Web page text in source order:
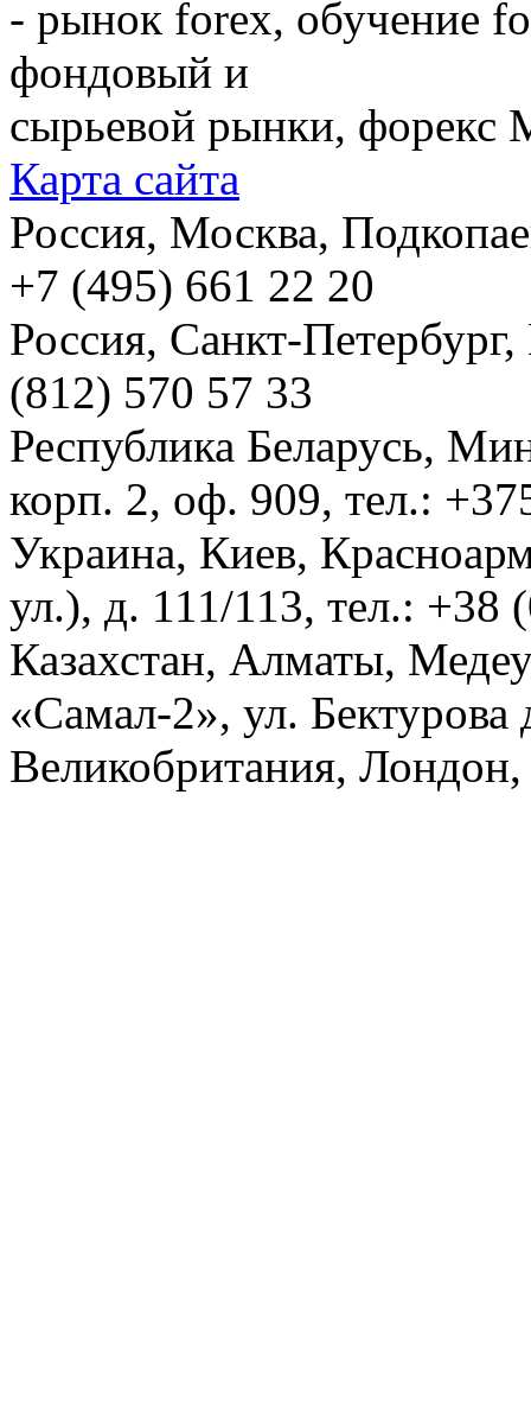
- рынок forex, обучение
фондовый и
сырьевой рынки, форекс
Карта сайта
Россия, Москва,
+7 (495) 661 22 20
Россия, Санкт-
(812) 570 57 33
Республика Беларусь,
корп. 2, оф. 909, тел.:
Украина, Киев,
ул.), д. 111/113, тел.: +38
Казахстан, Алматы,
«Самал-2», ул.
Великобритания,